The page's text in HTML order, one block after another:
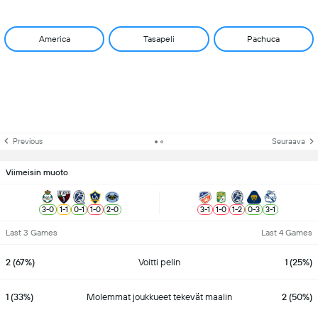
America Tasapeli Pachuca
Previous Seuraava
Viimeisin muoto
3-0 1-1 0-1 1-0 2-0 3-1 1-0 1-2 0-3 3-1
Last 3 Games Last 4 Games
2 (67%) Voitti pelin 1 (25%)
1 (33%) Molemmat joukkueet tekevät maalin 2 (50%)